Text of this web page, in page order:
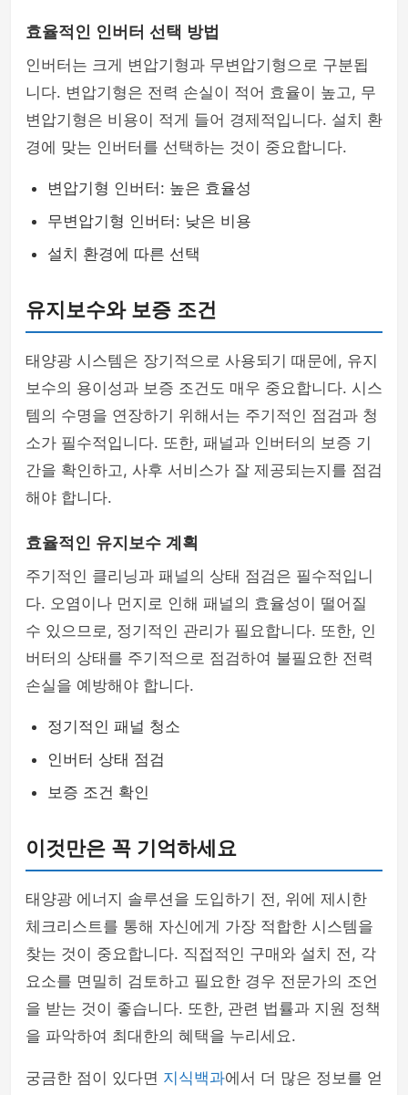
효율적인 인버터 선택 방법
인버터는 크게 변압기형과 무변압기형으로 구분됩
니다. 변압기형은 전력 손실이 적어 효율이 높고, 무
변압기형은 비용이 적게 들어 경제적입니다. 설치 환
경에 맞는 인버터를 선택하는 것이 중요합니다.
변압기형 인버터: 높은 효율성
무변압기형 인버터: 낮은 비용
설치 환경에 따른 선택
유지보수와 보증 조건
태양광 시스템은 장기적으로 사용되기 때문에, 유지
보수의 용이성과 보증 조건도 매우 중요합니다. 시스
템의 수명을 연장하기 위해서는 주기적인 점검과 청
소가 필수적입니다. 또한, 패널과 인버터의 보증 기
간을 확인하고, 사후 서비스가 잘 제공되는지를 점검
해야 합니다.
효율적인 유지보수 계획
주기적인 클리닝과 패널의 상태 점검은 필수적입니
다. 오염이나 먼지로 인해 패널의 효율성이 떨어질
수 있으므로, 정기적인 관리가 필요합니다. 또한, 인
버터의 상태를 주기적으로 점검하여 불필요한 전력
손실을 예방해야 합니다.
정기적인 패널 청소
인버터 상태 점검
보증 조건 확인
이것만은 꼭 기억하세요
태양광 에너지 솔루션을 도입하기 전, 위에 제시한
체크리스트를 통해 자신에게 가장 적합한 시스템을
찾는 것이 중요합니다. 직접적인 구매와 설치 전, 각
요소를 면밀히 검토하고 필요한 경우 전문가의 조언
을 받는 것이 좋습니다. 또한, 관련 법률과 지원 정책
을 파악하여 최대한의 혜택을 누리세요.
궁금한 점이 있다면 지식백과에서 더 많은 정보를 얻